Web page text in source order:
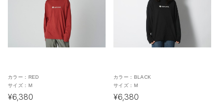
カラー： RED
サイズ： M
¥6,380
カラー： BLACK
サイズ： M
¥6,380